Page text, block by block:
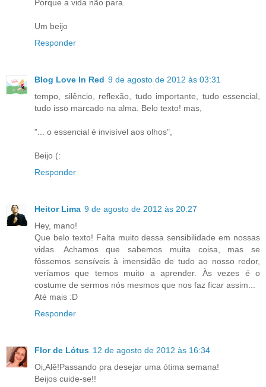
Porque a vida não para.
Um beijo
Responder
Blog Love In Red 9 de agosto de 2012 às 03:31
tempo, silêncio, reflexão, tudo importante, tudo essencial,
tudo isso marcado na alma. Belo texto! mas,
"... o essencial é invisível aos olhos",
Beijo (:
Responder
Heitor Lima 9 de agosto de 2012 às 20:27
Hey, mano!
Que belo texto! Falta muito dessa sensibilidade em nossas
vidas. Achamos que sabemos muita coisa, mas se
fôssemos sensíveis à imensidão de tudo ao nosso redor,
veríamos que temos muito a aprender. Às vezes é o
costume de sermos nós mesmos que nos faz ficar assim...
Até mais :D
Responder
Flor de Lótus 12 de agosto de 2012 às 16:34
Oi,Alê!Passando pra desejar uma ótima semana!
Beijos cuide-se!!